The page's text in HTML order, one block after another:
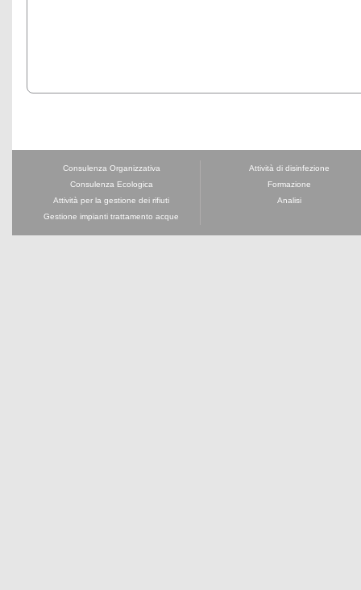
Consulenza Organizzativa
Consulenza Ecologica
Attività per la gestione dei rifiuti
Gestione impianti trattamento acque
Attività di disinfezione
Formazione
Analisi